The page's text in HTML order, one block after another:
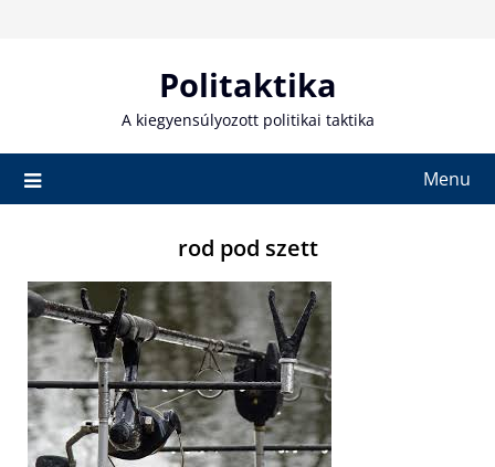
Politaktika
A kiegyensúlyozott politikai taktika
Menu
rod pod szett